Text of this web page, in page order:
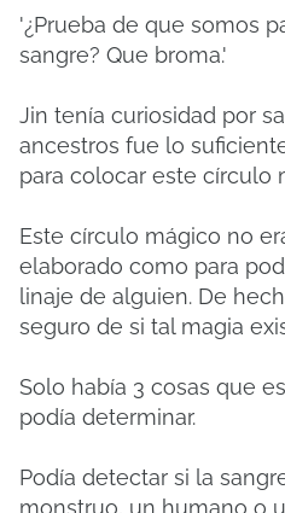
'¿Prueba de que somos
sangre? Que broma.'
Jin tenía curiosidad por
ancestros fue lo
para colocar este círculo
Este círculo mágico no
elaborado como para
linaje de alguien. De
seguro de si tal magia
Solo había 3 cosas que
podía determinar.
Podía detectar si la
monstruo, un humano o